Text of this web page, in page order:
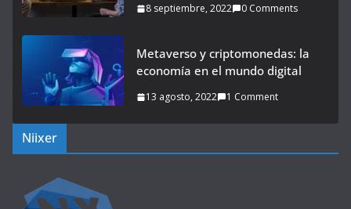
8 septiembre, 2022 0 Comments
Metaverso y criptomonedas: la
economía en el mundo digital
13 agosto, 2022 1 Comment
Niixer